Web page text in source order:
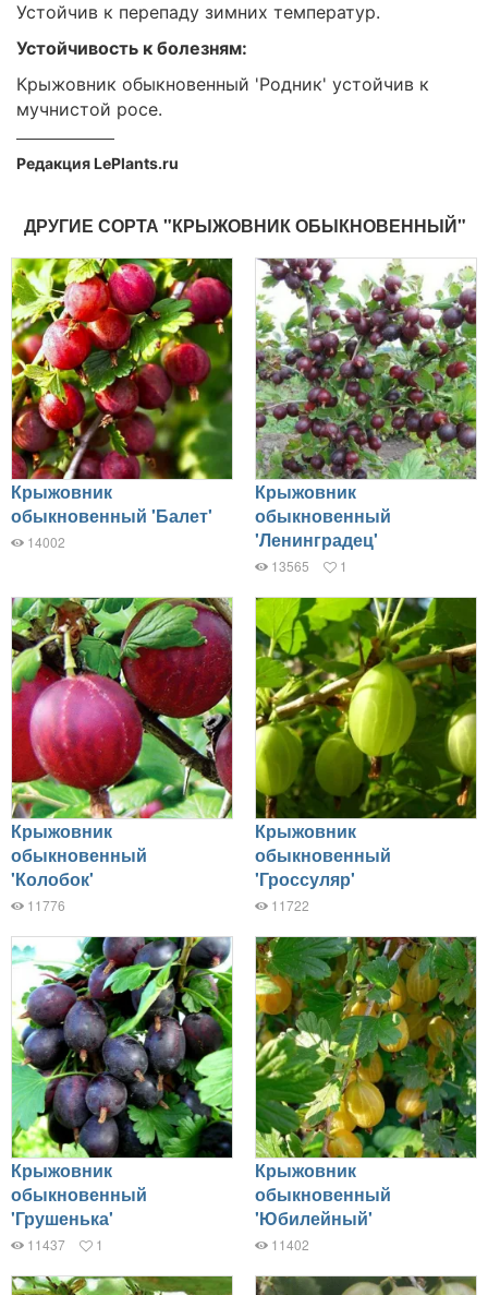
Устойчив к перепаду зимних температур.
Устойчивость к болезням:
Крыжовник обыкновенный 'Родник' устойчив к
мучнистой росе.
Редакция LePlants.ru
ДРУГИЕ СОРТА "КРЫЖОВНИК ОБЫКНОВЕННЫЙ"
Крыжовник
обыкновенный 'Балет'
14002
Крыжовник
обыкновенный
'Ленинградец'
13565 1
Крыжовник
обыкновенный
'Колобок'
11776
Крыжовник
обыкновенный
'Гроссуляр'
11722
Крыжовник
обыкновенный
'Грушенька'
11437 1
Крыжовник
обыкновенный
'Юбилейный'
11402